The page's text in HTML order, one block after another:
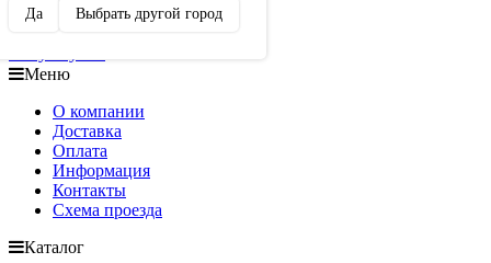
Да Выбрать другой город
seifi.ru@ya.ru
Корзина (
Меню
О компании
Доставка
Оплата
Информация
Контакты
Схема проезда
Каталог